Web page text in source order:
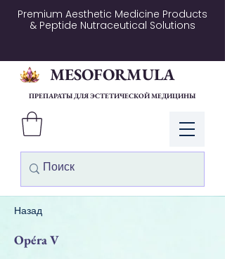
Premium Aesthetic Medicine Products
& Peptide Nutraceutical Solutions
Войти
MESOFORMULA
ПРЕПАРАТЫ ДЛЯ ЭСТЕТИЧЕСКОЙ МЕДИЦИНЫ
Назад
Opéra V